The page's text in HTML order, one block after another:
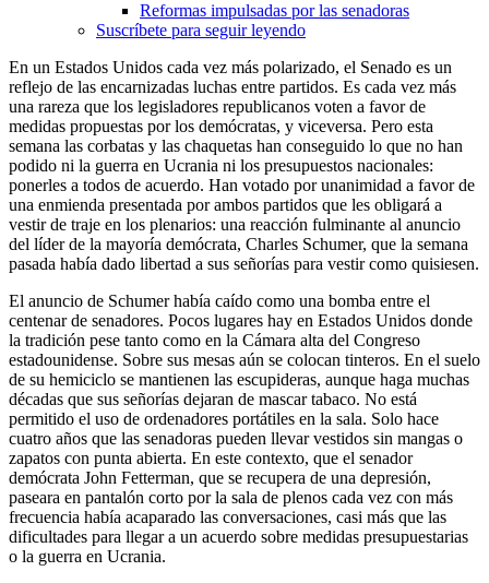
Reformas impulsadas por las senadoras
Suscríbete para seguir leyendo
En un Estados Unidos cada vez más polarizado, el Senado es un
reflejo de las encarnizadas luchas entre partidos. Es cada vez más
una rareza que los legisladores republicanos voten a favor de
medidas propuestas por los demócratas, y viceversa. Pero esta
semana las corbatas y las chaquetas han conseguido lo que no han
podido ni la guerra en Ucrania ni los presupuestos nacionales:
ponerles a todos de acuerdo. Han votado por unanimidad a favor de
una enmienda presentada por ambos partidos que les obligará a
vestir de traje en los plenarios: una reacción fulminante al anuncio
del líder de la mayoría demócrata, Charles Schumer, que la semana
pasada había dado libertad a sus señorías para vestir como quisiesen.
El anuncio de Schumer había caído como una bomba entre el
centenar de senadores. Pocos lugares hay en Estados Unidos donde
la tradición pese tanto como en la Cámara alta del Congreso
estadounidense. Sobre sus mesas aún se colocan tinteros. En el suelo
de su hemiciclo se mantienen las escupideras, aunque haga muchas
décadas que sus señorías dejaran de mascar tabaco. No está
permitido el uso de ordenadores portátiles en la sala. Solo hace
cuatro años que las senadoras pueden llevar vestidos sin mangas o
zapatos con punta abierta. En este contexto, que el senador
demócrata John Fetterman, que se recupera de una depresión,
paseara en pantalón corto por la sala de plenos cada vez con más
frecuencia había acaparado las conversaciones, casi más que las
dificultades para llegar a un acuerdo sobre medidas presupuestarias
o la guerra en Ucrania.